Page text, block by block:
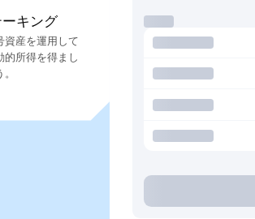
ーキング
資産を運用して
的所得を得まし
。